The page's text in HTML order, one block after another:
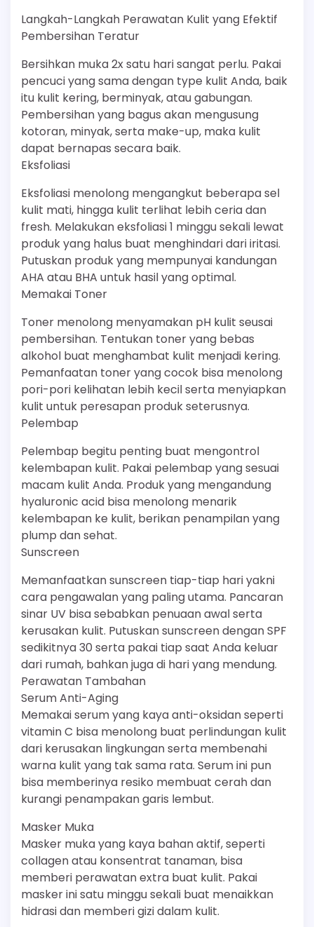
Langkah-Langkah Perawatan Kulit yang Efektif
Pembersihan Teratur
Bersihkan muka 2x satu hari sangat perlu. Pakai
pencuci yang sama dengan type kulit Anda, baik
itu kulit kering, berminyak, atau gabungan.
Pembersihan yang bagus akan mengusung
kotoran, minyak, serta make-up, maka kulit
dapat bernapas secara baik.
Eksfoliasi
Eksfoliasi menolong mengangkut beberapa sel
kulit mati, hingga kulit terlihat lebih ceria dan
fresh. Melakukan eksfoliasi 1 minggu sekali lewat
produk yang halus buat menghindari dari iritasi.
Putuskan produk yang mempunyai kandungan
AHA atau BHA untuk hasil yang optimal.
Memakai Toner
Toner menolong menyamakan pH kulit seusai
pembersihan. Tentukan toner yang bebas
alkohol buat menghambat kulit menjadi kering.
Pemanfaatan toner yang cocok bisa menolong
pori-pori kelihatan lebih kecil serta menyiapkan
kulit untuk peresapan produk seterusnya.
Pelembap
Pelembap begitu penting buat mengontrol
kelembapan kulit. Pakai pelembap yang sesuai
macam kulit Anda. Produk yang mengandung
hyaluronic acid bisa menolong menarik
kelembapan ke kulit, berikan penampilan yang
plump dan sehat.
Sunscreen
Memanfaatkan sunscreen tiap-tiap hari yakni
cara pengawalan yang paling utama. Pancaran
sinar UV bisa sebabkan penuaan awal serta
kerusakan kulit. Putuskan sunscreen dengan SPF
sedikitnya 30 serta pakai tiap saat Anda keluar
dari rumah, bahkan juga di hari yang mendung.
Perawatan Tambahan
Serum Anti-Aging
Memakai serum yang kaya anti-oksidan seperti
vitamin C bisa menolong buat perlindungan kulit
dari kerusakan lingkungan serta membenahi
warna kulit yang tak sama rata. Serum ini pun
bisa memberinya resiko membuat cerah dan
kurangi penampakan garis lembut.
Masker Muka
Masker muka yang kaya bahan aktif, seperti
collagen atau konsentrat tanaman, bisa
memberi perawatan extra buat kulit. Pakai
masker ini satu minggu sekali buat menaikkan
hidrasi dan memberi gizi dalam kulit.